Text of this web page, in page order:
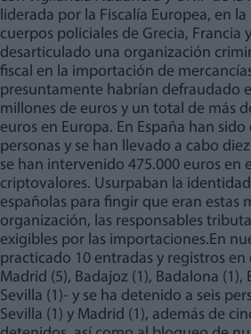
liderada por la Fiscalía Europea, en
cuerpos policiales de Grecia, Francia
desarticulado una organización
fiscal en la importación de
presuntamente habrían defraudado
millones de euros y un total de más
euros en Europa. En España han sido
personas y se han llevado a cabo
se han intervenido 475.000 euros en
criptovalores. Usurpaban la
españolas para fingir que eran estas
organización, las responsables
exigibles por las importaciones.En
practicado 10 entradas y registros en
Madrid (5), Badajoz (1), Badalona (1),
Sevilla (1)- y se ha detenido a seis
Sevilla (1) y Madrid (1), además de